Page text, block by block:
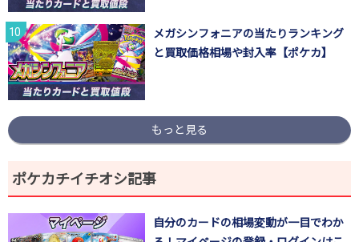
メガシンフォニアの当たりランキング
と買取価格相場や封入率【ポケカ】
もっと見る
ポケカチイチオシ記事
自分のカードの相場変動が一目でわか